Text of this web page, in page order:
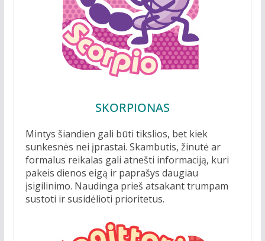
SKORPIONAS
Mintys šiandien gali būti tikslios, bet kiek
sunkesnės nei įprastai. Skambutis, žinutė ar
formalus reikalas gali atnešti informaciją, kuri
pakeis dienos eigą ir paprašys daugiau
įsigilinimo. Naudinga prieš atsakant trumpam
sustoti ir susidėlioti prioritetus.